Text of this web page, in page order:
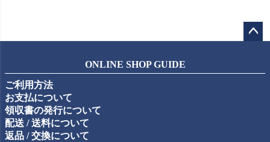
ップ
ONLINE SHOP GUIDE
ご利用方法
お支払について
領収書の発行について
配送 / 送料について
返品 / 交換について